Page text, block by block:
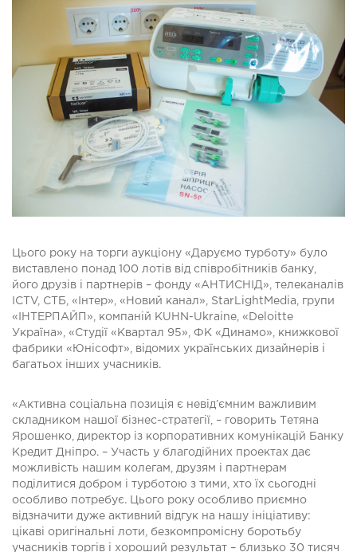
Цього року на торги аукціону «Даруємо турботу» було
виставлено понад 100 лотів від співробітників банку,
його друзів і партнерів – фонду «АНТИСНІД», телеканалів
ICTV, СТБ, «Інтер», «Новий канал», StarLightMedia, групи
«ІНТЕРПАЙП», компаній KUHN-Ukraine, «Deloitte
Україна», «Студії «Квартал 95», ФК «Динамо», книжкової
фабрики «Юнісофт», відомих українських дизайнерів і
багатьох інших учасників.
«Активна соціальна позиція є невід’ємним важливим
складником нашої бізнес-стратегії, – говорить Тетяна
Ярошенко, директор із корпоративних комунікацій Банку
Кредит Дніпро. – Участь у благодійних проектах дає
можливість нашим колегам, друзям і партнерам
поділитися добром і турботою з тими, хто їх сьогодні
особливо потребує. Цього року особливо приємно
відзначити дуже активний відгук на нашу ініціативу:
цікаві оригінальні лоти, безкомпромісну боротьбу
учасників торгів і хороший результат – близько 30 тисяч